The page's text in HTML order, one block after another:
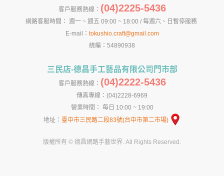
客戶服務熱線： (04)2225-5436
網路客服時間： 週一 ~ 週五 09:00 ~ 18:00 / 每週六、日暫停服務
E-mail： tokushio.craft@gmail.com
統編：54890938
三民店-德昌手工藝品有限公司門市部
客戶服務熱線： (04)2222-5436
傳真專線：(04)2228-6969
營業時間： 每日 10:00 ~ 19:00
地址： 臺中市三民路二段83號(台中市第二市場)
版權所有 © 德昌網路手藝世界. All Rights Reserved.